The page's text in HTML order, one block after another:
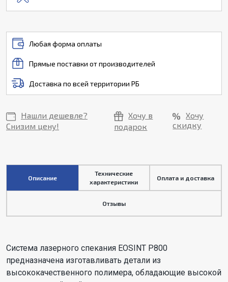
Любая форма оплаты
Прямые поставки от производителей
Доставка по всей территории РБ
Нашли дешевле?
Снизим цену!
Хочу в
подарок
Хочу
скидку
Описание
Технические
характеристики
Оплата и доставка
Отзывы
Система лазерного спекания EOSINT P800
предназначена изготавливать детали из
высококачественного полимера, обладающие высокой